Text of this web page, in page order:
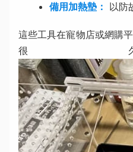
備用加熱墊： 以防
這些工具在寵物店或網購
很